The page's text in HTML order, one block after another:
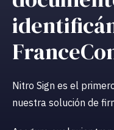
Nitro Sign es el
nuestra solución de